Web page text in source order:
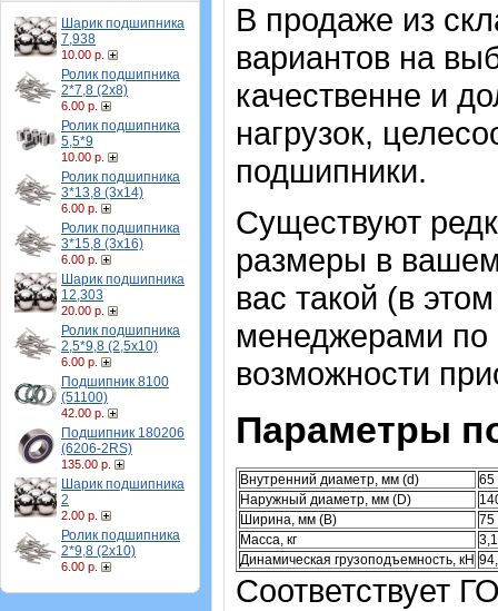
Шарик подшипника
7,938
10.00 р.
Ролик подшипника
2*7,8 (2х8)
6.00 р.
Ролик подшипника
5,5*9
10.00 р.
Ролик подшипника
3*13,8 (3х14)
6.00 р.
Ролик подшипника
3*15,8 (3х16)
6.00 р.
Шарик подшипника
12,303
20.00 р.
Ролик подшипника
2,5*9,8 (2,5х10)
6.00 р.
Подшипник 8100
(51100)
42.00 р.
Подшипник 180206
(6206-2RS)
135.00 р.
Шарик подшипника
2
2.00 р.
Ролик подшипника
2*9,8 (2х10)
6.00 р.
В продаже из
вариантов на
качественне и
нагрузок,
подшипники.
Существуют
размеры в
вас такой (в
менеджерами по
возможности
Параметры
Внутренний диаметр, мм (d)
65
Наружный диаметр, мм (D)
Ширина, мм (B)
75
Масса, кг
Динамическая грузоподъемность, кН
Соответствует